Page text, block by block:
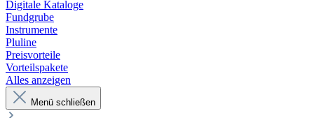
Digitale Kataloge
Fundgrube
Instrumente
Pluline
Preisvorteile
Vorteilspakete
Alles anzeigen
Menü schließen